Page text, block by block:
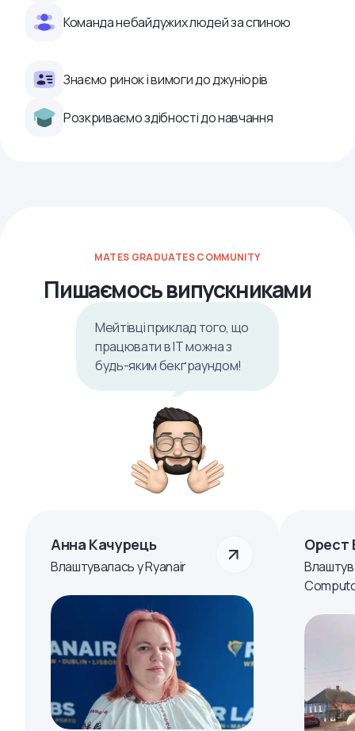
Команда небайдужих людей за спиною
Знаємо ринок і вимоги до джуніорів
Розкриваємо здібності до навчання
MATES GRADUATES COMMUNITY
Пишаємось випускниками
Мейтівці приклад того, що
працювати в ІТ можна з
будь-яким бекґраундом!
Анна Качурець
Влаштувалась у Ryanair
Орест